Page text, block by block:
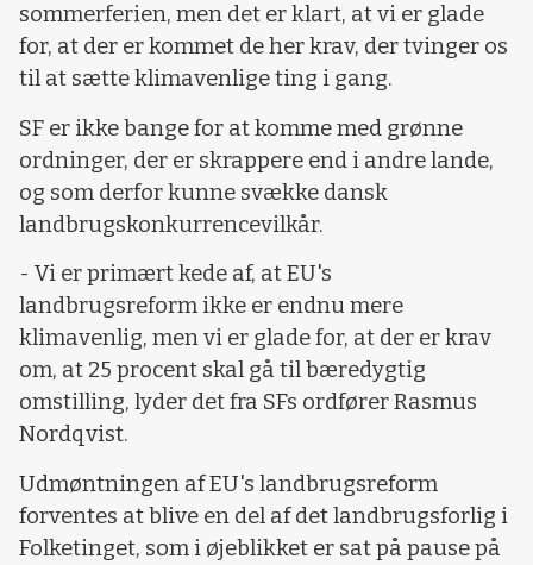
sommerferien, men det er klart, at vi er glade
for, at der er kommet de her krav, der tvinger os
til at sætte klimavenlige ting i gang.
SF er ikke bange for at komme med grønne
ordninger, der er skrappere end i andre lande,
og som derfor kunne svække dansk
landbrugskonkurrencevilkår.
- Vi er primært kede af, at EU's
landbrugsreform ikke er endnu mere
klimavenlig, men vi er glade for, at der er krav
om, at 25 procent skal gå til bæredygtig
omstilling, lyder det fra SFs ordfører Rasmus
Nordqvist.
Udmøntningen af EU's landbrugsreform
forventes at blive en del af det landbrugsforlig i
Folketinget, som i øjeblikket er sat på pause på